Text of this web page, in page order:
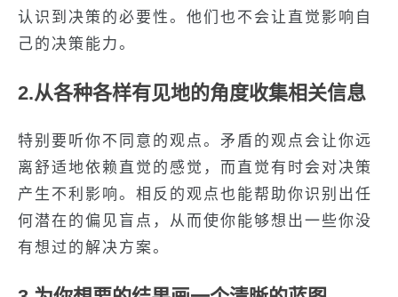
认识到决策的必要性。他们也不会让直觉影响自
己的决策能力。
2.从各种各样有见地的角度收集相关信息
特别要听你不同意的观点。矛盾的观点会让你远
离舒适地依赖直觉的感觉，而直觉有时会对决策
产生不利影响。相反的观点也能帮助你识别出任
何潜在的偏见盲点，从而使你能够想出一些你没
有想过的解决方案。